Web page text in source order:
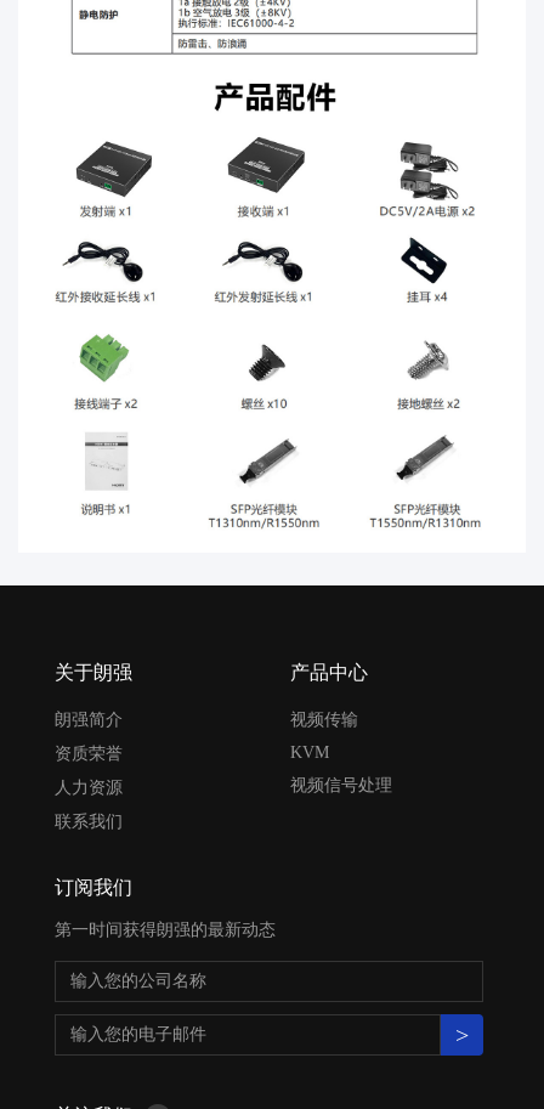
关于朗强
朗强简介
资质荣誉
人力资源
联系我们
产品中心
视频传输
KVM
视频信号处理
订阅我们
第一时间获得朗强的最新动态
>